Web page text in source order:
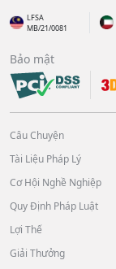
LFSA
MB/21/0081
Bảo mật
Câu Chuyện
Tài Liệu Pháp Lý
Cơ Hội Nghề Nghiệp
Quy Định Pháp Luật
Lợi Thế
Giải Thưởng